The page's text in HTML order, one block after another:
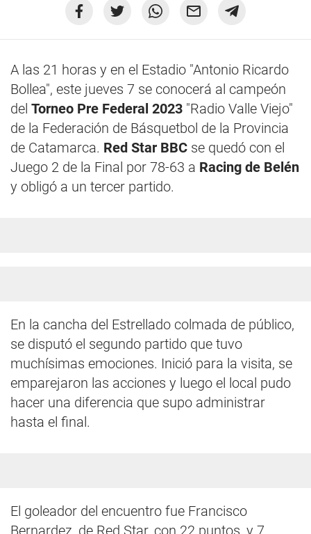
A las 21 horas y en el Estadio "Antonio Ricardo
Bollea", este jueves 7 se conocerá al campeón
del Torneo Pre Federal 2023 "Radio Valle Viejo"
de la Federación de Básquetbol de la Provincia
de Catamarca. Red Star BBC se quedó con el
Juego 2 de la Final por 78-63 a Racing de Belén
y obligó a un tercer partido.
En la cancha del Estrellado colmada de público,
se disputó el segundo partido que tuvo
muchísimas emociones. Inició para la visita, se
emparejaron las acciones y luego el local pudo
hacer una diferencia que supo administrar
hasta el final.
El goleador del encuentro fue Francisco